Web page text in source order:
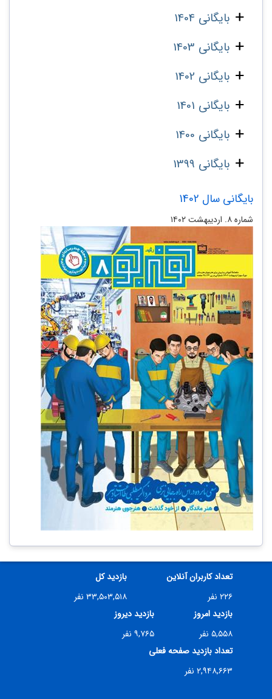
بایگانی 1404
بایگانی 1403
بایگانی 1402
بایگانی 1401
بایگانی 1400
بایگانی 1399
بایگانی سال 1402
شماره ۸. اردیبهشت ۱۴۰۲
تعداد کاربران آنلاین
۲۲۶ نفر
بازدید کل
۳۳,۵۰۳,۵۱۸ نفر
بازدید امروز
۵,۵۵۸ نفر
بازدید دیروز
۹,۷۶۵ نفر
تعداد بازدید صفحه فعلی
۲,۹۴۸,۶۶۳ نفر